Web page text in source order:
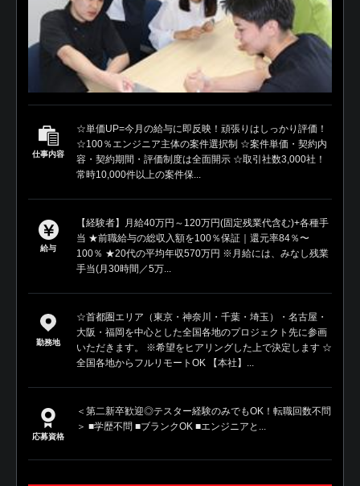
仕事内容
☆単価UP=今月の給与に即反映！頑張りはしっかり評価！
☆100％エンジニア主体の案件選択制 ☆案件単価・契約内
容・契約期間・評価制度は全面開示 ☆取引社数3,000社！
常時10,000件以上の案件保...
給与
【経験者】月給40万円～120万円(固定残業代含む)+各種手
当 ★前職給与の総収入額を100％保証｜還元率84％〜
100％ ★20代の平均年収570万円 ※月給には、みなし残業
手当(月30時間／5万...
勤務地
☆首都圏エリア（東京・神奈川・千葉・埼玉）・名古屋・
大阪・福岡を中心とした全国各地のプロジェクト先に参画
いただきます。 ※希望をヒアリングした上で決定します ☆
全国各地からフルリモートOK 【本社】...
応募資格
＜第二新卒歓迎◎テスター経験のみでもOK！転職回数不問
＞ ■学歴不問 ■ブランクOK ■エンジニアと...